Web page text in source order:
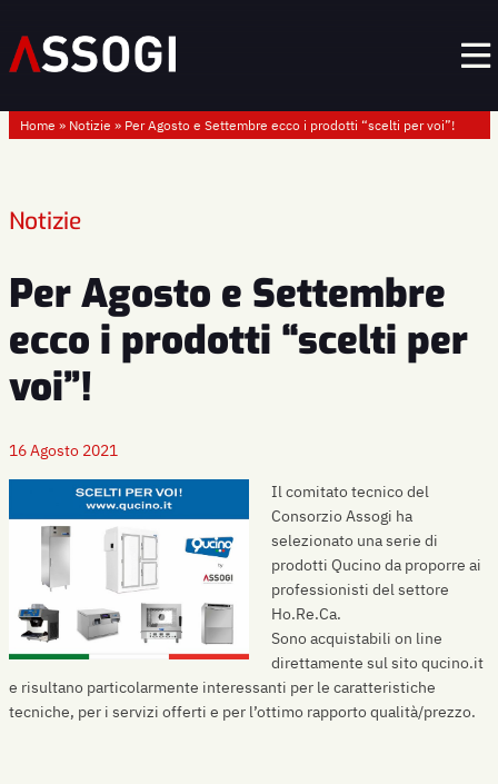
Home » Notizie » Per Agosto e Settembre ecco i prodotti “scelti per voi”!
Notizie
Per Agosto e Settembre
ecco i prodotti “scelti per
voi”!
16 Agosto 2021
Il comitato tecnico del
Consorzio Assogi ha
selezionato una serie di
prodotti Qucino da proporre ai
professionisti del settore
Ho.Re.Ca.
Sono acquistabili on line
direttamente sul sito qucino.it
e risultano particolarmente interessanti per le caratteristiche
tecniche, per i servizi offerti e per l’ottimo rapporto qualità/prezzo.